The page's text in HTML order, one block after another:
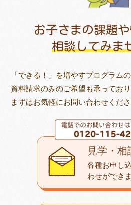
お子さまの課題
相談してみま
「できる！」を増やすプログラム
資料請求のみのご希望も承っており
まずはお気軽にお問い合わせくださ
見学・相
各種お申し
わせができ